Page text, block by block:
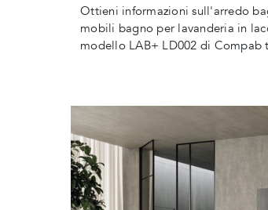
Ottieni informazioni sull'arredo
mobili bagno per lavanderia in
modello LAB+ LD002 di Compab